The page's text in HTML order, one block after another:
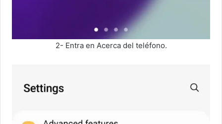
2- Entra en Acerca del teléfono.